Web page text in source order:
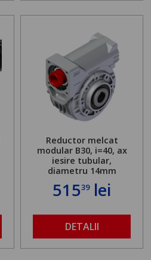
Reductor melcat
modular B30, i=40, ax
iesire tubular,
diametru 14mm
51539lei
DETALII